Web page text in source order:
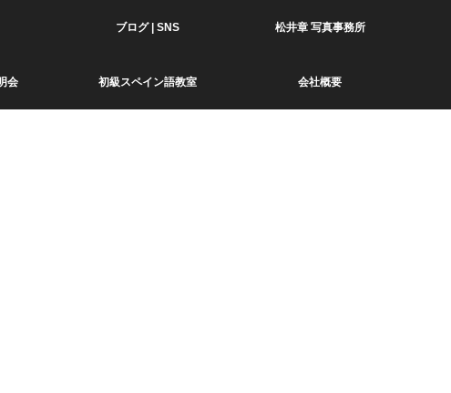
ブログ | SNS 松井章 写真事務所
会 初級スペイン語教室 会社概要